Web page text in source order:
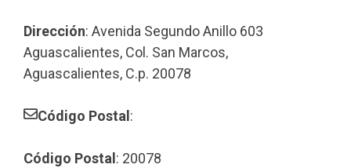
Dirección: Avenida Segundo Anillo 603
Aguascalientes, Col. San Marcos,
Aguascalientes, C.p. 20078
Código Postal :
Código Postal : 20078